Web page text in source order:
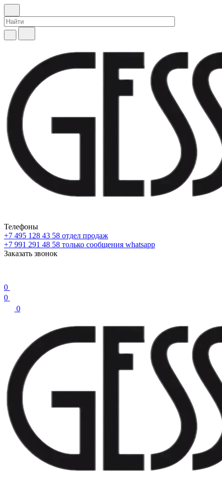
Телефоны
+7 495 128 43 58 отдел продаж
+7 991 291 48 58 только сообщения whatsapp
Заказать звонок
0
0
0